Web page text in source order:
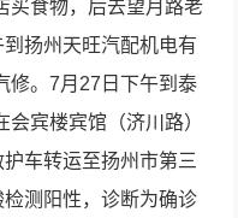
买食物，后去望月路老
扬州天旺汽配机电有
修。7月27日下午到泰
宾楼宾馆（济川路）
车转运至扬州市第三
测阳性，诊断为确诊